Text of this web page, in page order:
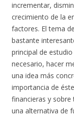
incrementar,
crecimiento de la
factores. El tema
bastante
principal de
necesario, hacer
una idea más
importancia de
financieras y
una alternativa de